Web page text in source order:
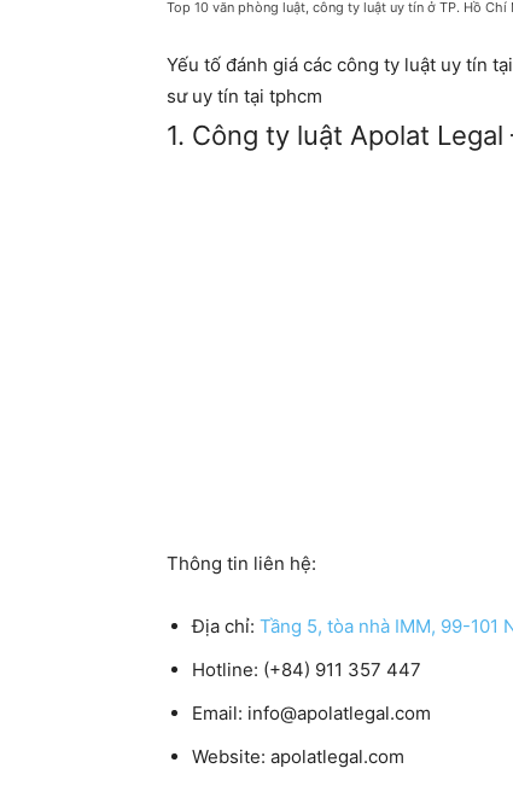
Top 10 văn phòng luật, công ty luật uy tín ở TP. Hồ Chí
Yếu tố đánh giá các công ty luật uy tín
sư uy tín tại tphcm
1. Công ty luật Apolat
Thông tin liên hệ:
Địa chỉ: Tầng 5, tòa nhà IMM, 99-101
Hotline: (+84) 911 357 447
Email: info@apolatlegal.com
Website: apolatlegal.com